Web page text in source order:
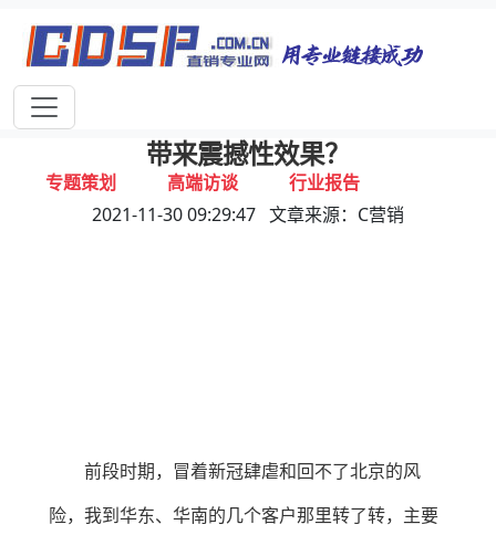
首页 独家报道 行业动态
企业资讯
专题策划 高端访谈 行业报告
远江一周谈 | 引进“陪跑计划”，为何能
带来震撼性效果？
2021-11-30 09:29:47 文章来源：C营销
前段时期，冒着新冠肆虐和回不了北京的风
险，我到华东、华南的几个客户那里转了转，主要